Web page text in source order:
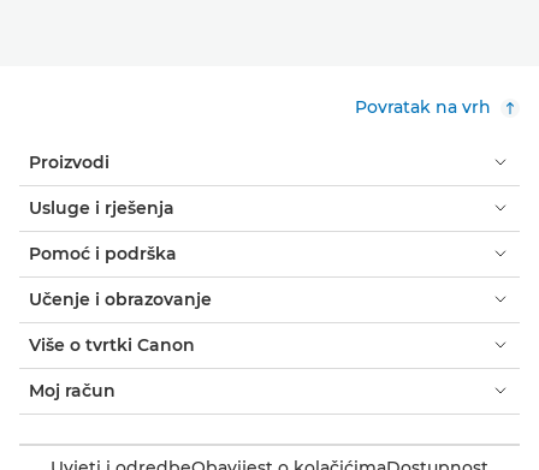
Povratak na vrh
Proizvodi
Usluge i rješenja
Pomoć i podrška
Učenje i obrazovanje
Više o tvrtki Canon
Moj račun